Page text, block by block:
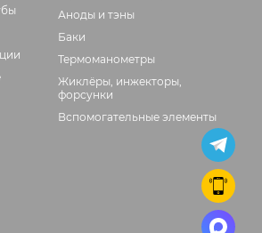
Аноды и тэны
Баки
Термоманометры
Жиклёры, инжекторы,
форсунки
Вспомогательные элементы